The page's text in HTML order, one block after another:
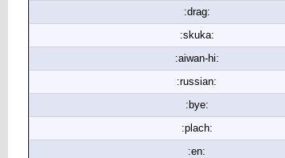
:drag:
:skuka:
:aiwan-hi:
:russian:
:bye:
:plach:
:en: